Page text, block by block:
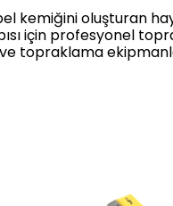
kemiğini oluşturan
için profesyonel
topraklama